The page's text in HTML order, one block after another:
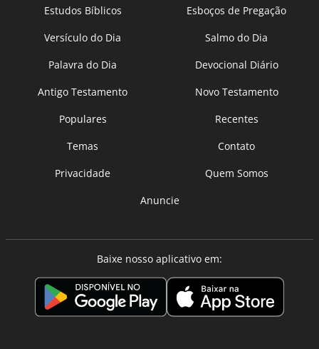
Estudos Bíblicos
Esboços de Pregação
Versículo do Dia
Salmo do Dia
Palavra do Dia
Devocional Diário
Antigo Testamento
Novo Testamento
Populares
Recentes
Temas
Contato
Privacidade
Quem Somos
Anuncie
Baixe nosso aplicativo em: